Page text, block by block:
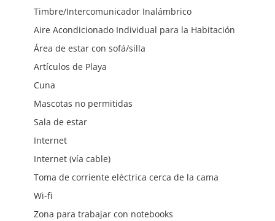
Timbre/Intercomunicador Inalámbrico
Aire Acondicionado Individual para la Habitación
Área de estar con sofá/silla
Artículos de Playa
Cuna
Mascotas no permitidas
Sala de estar
Internet
Internet (vía cable)
Toma de corriente eléctrica cerca de la cama
Wi-fi
Zona para trabajar con notebooks